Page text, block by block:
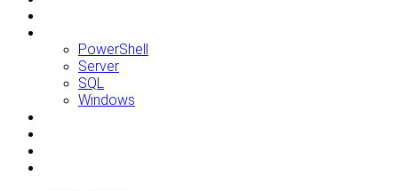
PowerShell
Server
SQL
Windows